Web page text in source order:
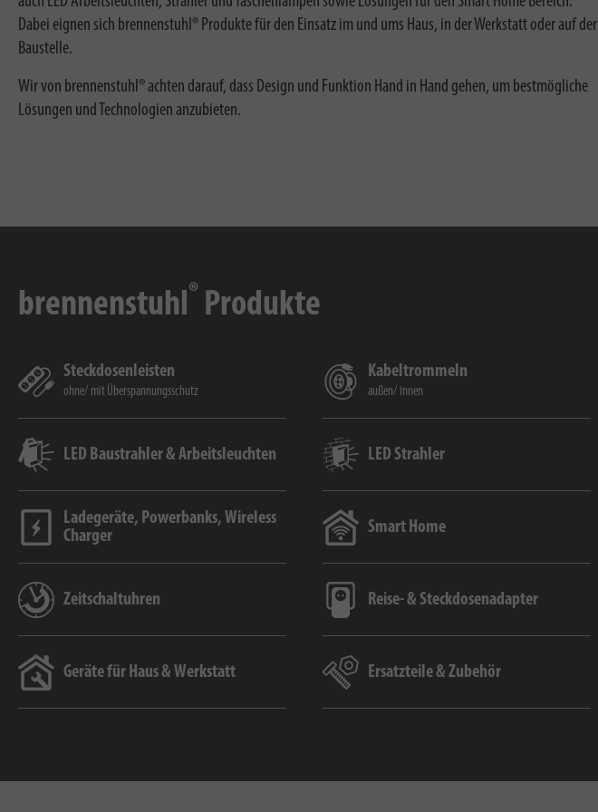
Dabei eignen sich brennenstuhl® Produkte für den Einsatz im und ums Haus, in der Werkstatt oder auf der
Baustelle.
Wir von brennenstuhl® achten darauf, dass Design und Funktion Hand in Hand gehen, um bestmögliche
Lösungen und Technologien anzubieten.
brennenstuhl® Produkte
Steckdosenleisten
ohne mit Überspannungsschutz
Kabeltrommeln
außen innen
LED Baustrahler & Arbeitsleuchten LED Strahler
Ladegeräte, Powerbanks, Wireless
Charger
Smart Home
Zeitschaltuhren Reise- & Steckdosenadapter
Geräte für Haus & Werkstatt Ersatzteile & Zubehör